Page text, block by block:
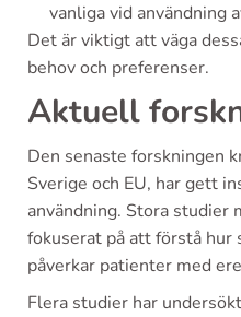
vanliga vid användning
Det är viktigt att väga
behov och preferenser.
Aktuell
Den senaste forskningen
Sverige och EU, har gett
användning. Stora
fokuserat på att förstå hur
påverkar patienter med
Flera studier har